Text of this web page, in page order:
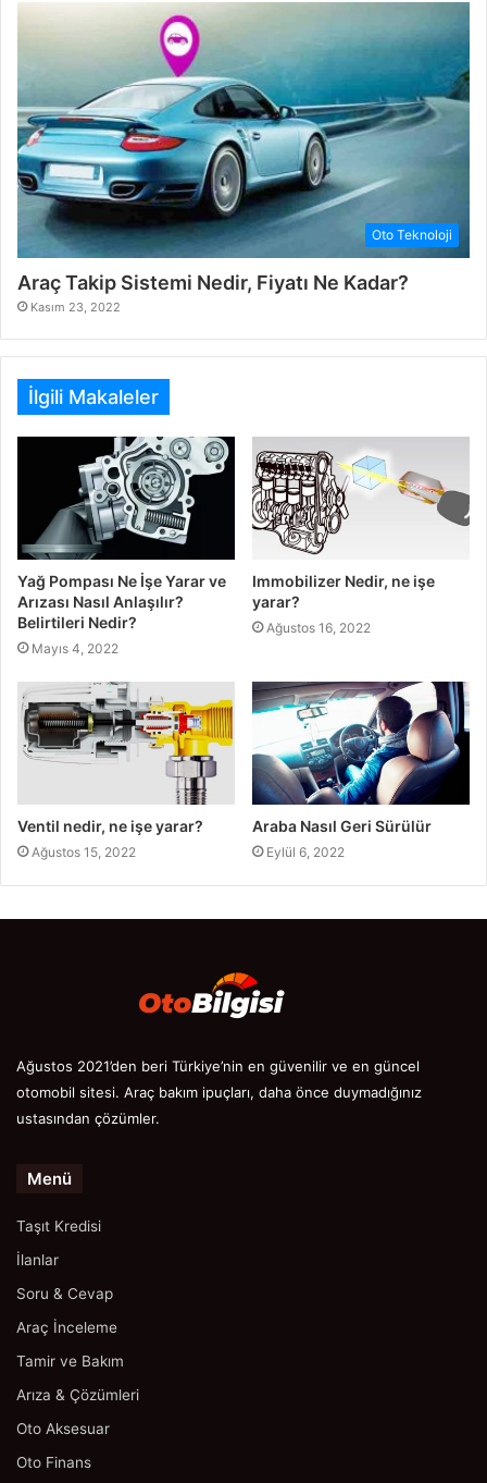
Oto Teknoloji
Araç Takip Sistemi Nedir, Fiyatı Ne Kadar?
Kasım 23, 2022
İlgili Makaleler
Yağ Pompası Ne İşe Yarar ve
Arızası Nasıl Anlaşılır?
Belirtileri Nedir?
Mayıs 4, 2022
Immobilizer Nedir, ne işe
yarar?
Ağustos 16, 2022
Ventil nedir, ne işe yarar?
Ağustos 15, 2022
Araba Nasıl Geri Sürülür
Eylül 6, 2022
Ağustos 2021’den beri Türkiye’nin en güvenilir ve en güncel
otomobil sitesi. Araç bakım ipuçları, daha önce duymadığınız
ustasından çözümler.
Menü
Taşıt Kredisi
İlanlar
Soru & Cevap
Araç İnceleme
Tamir ve Bakım
Arıza & Çözümleri
Oto Aksesuar
Oto Finans